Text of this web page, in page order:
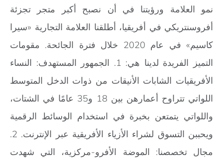
نمو العلامة ورؤيتنا في أن نصبح أكبر متجر تجزئة
أفروسنتريكي في أفريقيا، أطلقنا العلامة التجارية «سيرا
كاسيم» في عام 2020 خلال فترة الجائحة. مقومات
التميز الفريدة لدينا هي: 1. الجمهور المستهدف: النساء
الأفريقيات الشابات الأنيقات من ذوات الدخل المتوسط
اللواتي تتراوح أعمارهن بين 18 و35 عامًا في الشتات،
واللواتي يتمتعن بخبرة في استخدام الوسائط الرقمية
ويحببن التسوق لشراء الأزياء الأفريقية عبر الإنترنت. 2.
مجال تخصصنا: الموضة الأفرو-مركزية، التي شهدت